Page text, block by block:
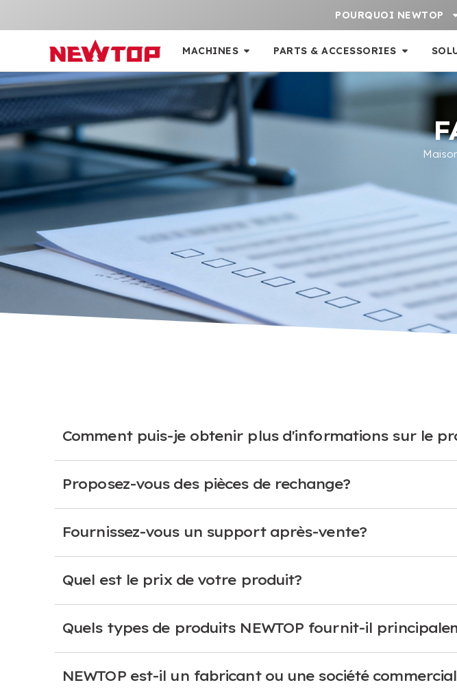
POURQUOI NEWTOP
MACHINES PARTS & ACCESSORIES
Comment puis-je obtenir plus d'informations sur le
Proposez-vous des pièces de rechange?
Fournissez-vous un support après-vente?
Quel est le prix de votre produit?
Quels types de produits NEWTOP fournit-il
NEWTOP est-il un fabricant ou une société